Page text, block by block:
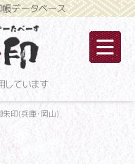
帳データベース
しています
印(兵庫・岡山)